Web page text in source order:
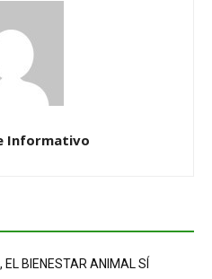
Informativo
EL BIENESTAR ANIMAL SÍ